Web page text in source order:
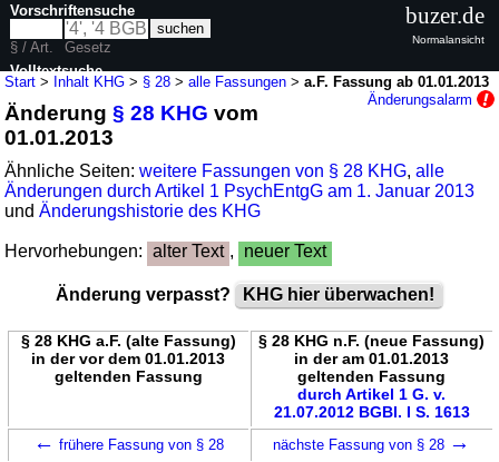
Start > Inhalt KHG > § 28 >alle Fassungen >a.F. Fassung ab 01.01.2013
Änderungsalarm
Änderung§ 28 KHG vom
01.01.2013
Ähnliche Seiten:weitere Fassungen von § 28 KHG,alle
Änderungen durch Artikel 1 PsychEntgG am 1. Januar 2013
undÄnderungshistorie des KHG
Hervorhebungen: alter Text , neuer Text
Änderung verpasst? KHG hier überwachen!
§ 28 KHG a.F. (alte Fassung)
in der vor dem 01.01.2013
geltenden Fassung
§ 28 KHG n.F. (neue Fassung)
in der am 01.01.2013
geltenden Fassung
durch Artikel 1 G. v.
21.07.2012 BGBl. I S. 1613
← frühere Fassung von § 28 nächste Fassung von § 28 →
Vorschriftensuche
§ / Art.
Gesetz
Volltextsuche
nur in KHG
buzer.de
Normalansicht